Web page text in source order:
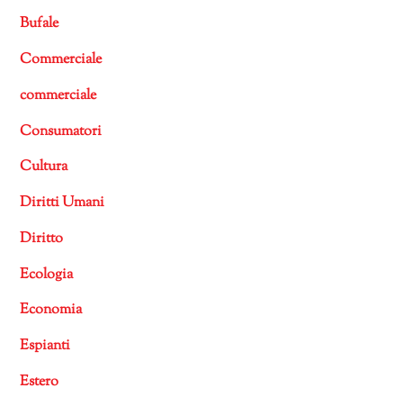
Bufale
Commerciale
commerciale
Consumatori
Cultura
Diritti Umani
Diritto
Ecologia
Economia
Espianti
Estero